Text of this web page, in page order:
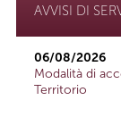
AVVISI DI
06/08/2026
Modalità di
Territorio